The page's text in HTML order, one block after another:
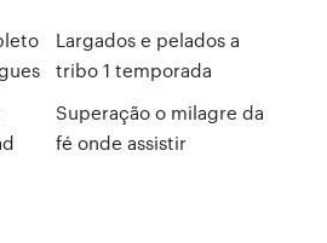
Largados e pelados a
tribo 1 temporada
Superação o milagre da
fé onde assistir